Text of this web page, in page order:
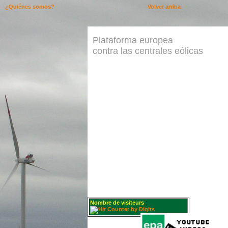
Plataforma europea
contra las centrales eólicas
Nombre de visiteurs :
Volver arriba
¿Quiénes somos?